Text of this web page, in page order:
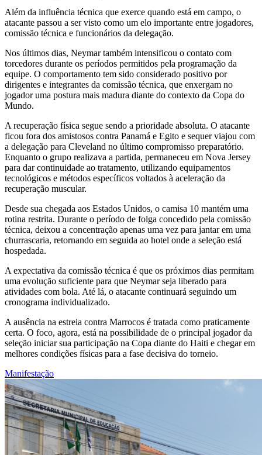
Além da influência técnica que exerce quando está em campo, o
atacante passou a ser visto como um elo importante entre jogadores,
comissão técnica e funcionários da delegação.
Nos últimos dias, Neymar também intensificou o contato com
torcedores durante os períodos permitidos pela programação da
equipe. O comportamento tem sido considerado positivo por
dirigentes e integrantes da comissão técnica, que enxergam no
jogador uma postura mais madura diante do contexto da Copa do
Mundo.
A recuperação física segue sendo a prioridade absoluta. O atacante
ficou fora dos amistosos contra Panamá e Egito e sequer viajou com
a delegação para Cleveland no último compromisso preparatório.
Enquanto o grupo realizava a partida, permaneceu em Nova Jersey
para dar continuidade ao tratamento, utilizando equipamentos
tecnológicos e métodos específicos voltados à aceleração da
recuperação muscular.
Desde sua chegada aos Estados Unidos, o camisa 10 mantém uma
rotina restrita. Durante o período de folga concedido pela comissão
técnica, deixou a concentração apenas uma vez para jantar em uma
churrascaria, retornando em seguida ao hotel onde a seleção está
hospedada.
A expectativa da comissão técnica é que os próximos dias permitam
uma evolução suficiente para que Neymar seja liberado para
atividades com bola. Até lá, o atacante continuará seguindo um
cronograma individualizado.
A ausência na estreia contra Marrocos é tratada como praticamente
certa. O foco, agora, está na possibilidade de o principal jogador da
seleção iniciar sua participação na Copa diante do Haiti e chegar em
melhores condições físicas para a fase decisiva do torneio.
Manifestação